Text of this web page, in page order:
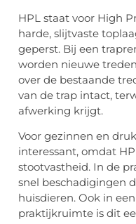
HPL staat voor High
harde, slijtvaste
geperst. Bij een
worden nieuwe
over de bestaande
van de trap intact,
afwerking krijgt.
Voor gezinnen en
interessant, omdat
stootvastheid. In de
snel beschadigingen
huisdieren. Ook in
praktijkruimte is dit